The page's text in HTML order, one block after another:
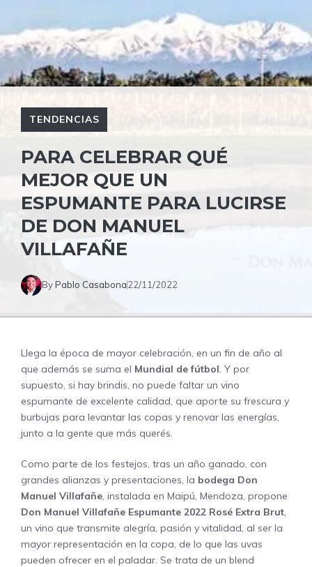
TENDENCIAS
PARA CELEBRAR QUÉ
MEJOR QUE UN
ESPUMANTE PARA LUCIRSE
DE DON MANUEL
VILLAFAÑE
ByPablo Casabona22/11/2022
Llega la época de mayor celebración, en un fin de año al
que además se suma el Mundial de fútbol. Y por
supuesto, si hay brindis, no puede faltar un vino
espumante de excelente calidad, que aporte su frescura y
burbujas para levantar las copas y renovar las energías,
junto a la gente que más querés.
Como parte de los festejos, tras un año ganado, con
grandes alianzas y presentaciones, la bodega Don
Manuel Villafañe, instalada en Maipú, Mendoza, propone
Don Manuel Villafañe Espumante 2022 Rosé Extra Brut,
un vino que transmite alegría, pasión y vitalidad, al ser la
mayor representación en la copa, de lo que las uvas
pueden ofrecer en el paladar. Se trata de un blend